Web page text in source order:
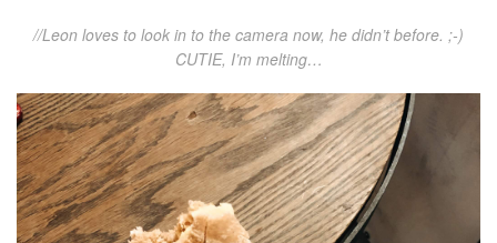
//Leon loves to look in to the camera now, he didn’t before. ;-)
CUTIE, I’m melting…